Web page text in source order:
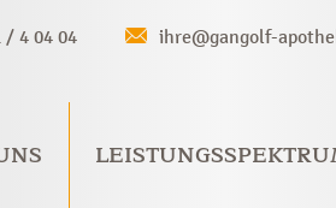
/ 4 04 04 ihre@gangolf-